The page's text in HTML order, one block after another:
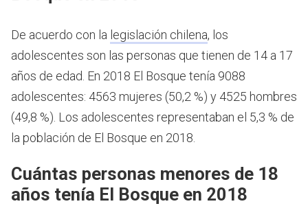
De acuerdo con la legislación chilena, los
adolescentes son las personas que tienen de 14 a 17
años de edad. En 2018 El Bosque tenía 9088
adolescentes: 4563 mujeres (50,2 %) y 4525 hombres
(49,8 %). Los adolescentes representaban el 5,3 % de
la población de El Bosque en 2018.
Cuántas personas menores de 18
años tenía El Bosque en 2018